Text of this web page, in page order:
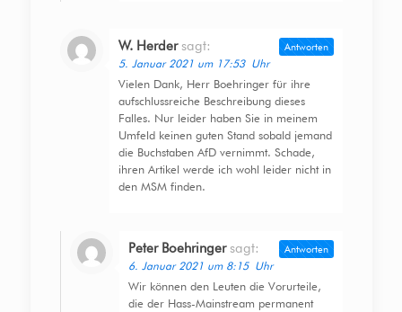
W. Herder sagt:
5. Januar 2021 um 17:53 Uhr
Vielen Dank, Herr Boehringer für ihre
aufschlussreiche Beschreibung dieses
Falles. Nur leider haben Sie in meinem
Umfeld keinen guten Stand sobald jemand
die Buchstaben AfD vernimmt. Schade,
ihren Artikel werde ich wohl leider nicht in
den MSM finden.
Antworten
Peter Boehringer sagt:
6. Januar 2021 um 8:15 Uhr
Wir können den Leuten die Vorurteile,
die der Hass-Mainstream permanent
Antworten